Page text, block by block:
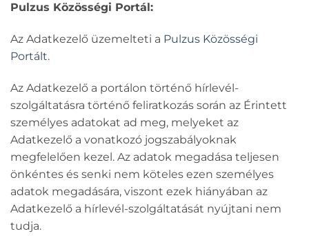
Pulzus Közösségi Portál:
Az Adatkezelő üzemelteti a Pulzus Közösségi
Portált.
Az Adatkezelő a portálon történő hírlevél-
szolgáltatásra történő feliratkozás során az Érintett
személyes adatokat ad meg, melyeket az
Adatkezelő a vonatkozó jogszabályoknak
megfelelően kezel. Az adatok megadása teljesen
önkéntes és senki nem köteles ezen személyes
adatok megadására, viszont ezek hiányában az
Adatkezelő a hírlevél-szolgáltatását nyújtani nem
tudja.